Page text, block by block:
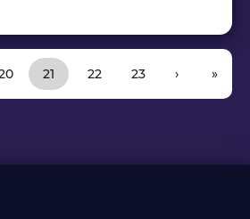
Geçerli Sayfa
21 Sayfa
22 Sayfa
23 › »